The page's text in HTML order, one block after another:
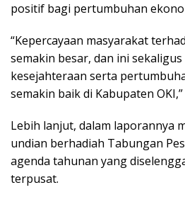
positif bagi pertumbuhan
“Kepercayaan masyarakat
semakin besar, dan ini
kesejahteraan serta
semakin baik di Kabupaten
Lebih lanjut, dalam laporannya
undian berhadiah Tabungan
agenda tahunan yang
terpusat.